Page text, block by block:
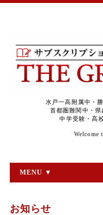
水戸一高附属中・
首都圏難関中・
中学受験・高
Welcome
MENU ▼
お知らせ